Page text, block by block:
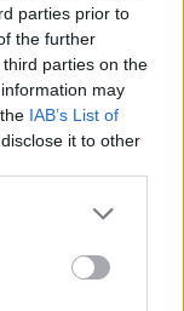
parties prior to
the further
parties on the
may
IAB’s List of
it to other
eller
iProjekt
ZL-1! 551 svar
iProjekt
22:10 Projekt